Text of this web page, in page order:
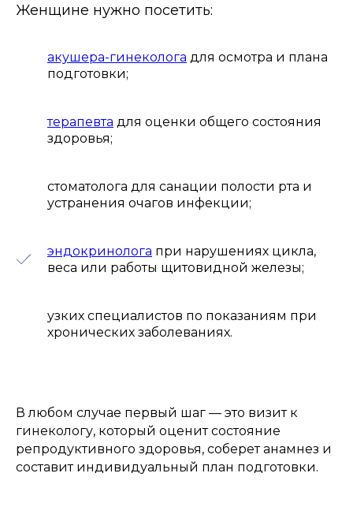
Женщине нужно посетить:
акушера-гинеколога для осмотра и плана
подготовки;
терапевта для оценки общего состояния
здоровья;
стоматолога для санации полости рта и
устранения очагов инфекции;
эндокринолога при нарушениях цикла,
веса или работы щитовидной железы;
узких специалистов по показаниям при
хронических заболеваниях.
В любом случае первый шаг — это визит к
гинекологу, который оценит состояние
репродуктивного здоровья, соберет анамнез и
составит индивидуальный план подготовки.